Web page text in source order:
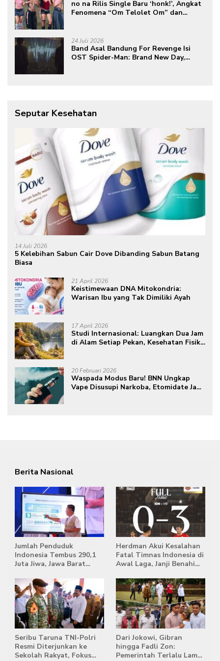
no na Rilis Single Baru ‘honk!’, Angkat
Fenomena “Om Telolet Om” dan
24 Juli 2026
Band Asal Bandung For Revenge Isi
OST Spider-Man: Brand New Day,
Seputar Kesehatan
14 Juli 2026
5 Kelebihan Sabun Cair Dove Dibanding Sabun Batang
Biasa
21 April 2026
Keistimewaan DNA Mitokondria:
Warisan Ibu yang Tak Dimiliki Ayah
17 April 2026
Studi Internasional: Luangkan Dua Jam
di Alam Setiap Pekan, Kesehatan Fisik
20 Februari 2026
Waspada Modus Baru! BNN Ungkap
Vape Disusupi Narkoba, Etomidate Jadi
Berita Nasional
Jumlah Penduduk
Indonesia Tembus 290,1
Juta Jiwa, Jawa Barat
Terpadat
Herdman Akui Kesalahan
Fatal Timnas Indonesia di
Awal Laga, Janji Benahi
Singapura
Seribu Taruna TNI-Polri
Resmi Diterjunkan ke
Sekolah Rakyat, Fokus
Dari Jokowi, Gibran
hingga Fadli Zon:
Pemerintah Terlalu Lama